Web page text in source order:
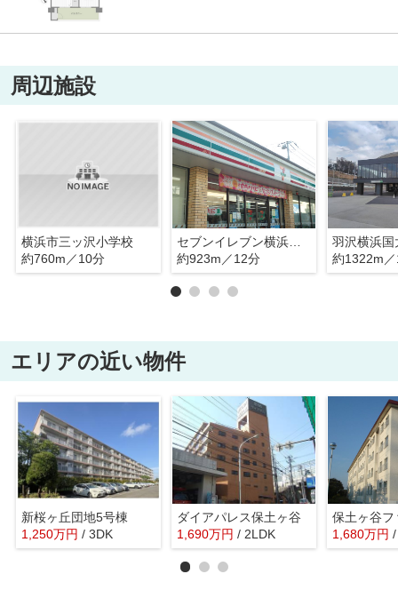
周辺施設
横浜市三ッ沢小学校
約760m／10分
セブンイレブン横浜峰沢町店
約923m／12分
羽沢横浜国
約1322m
エリアの近い物件
新桜ヶ丘団地5号棟
1,250万円 / 3DK
ダイアパレス保土ヶ谷
1,690万円 / 2LDK 1,680万円